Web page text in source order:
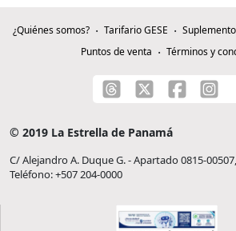
¿Quiénes somos? Tarifario GESE
Puntos de venta
Términos y
© 2019 La Estrella de Panamá
C/ Alejandro A. Duque G. - Apartado 0815-
Teléfono: +507 204-0000